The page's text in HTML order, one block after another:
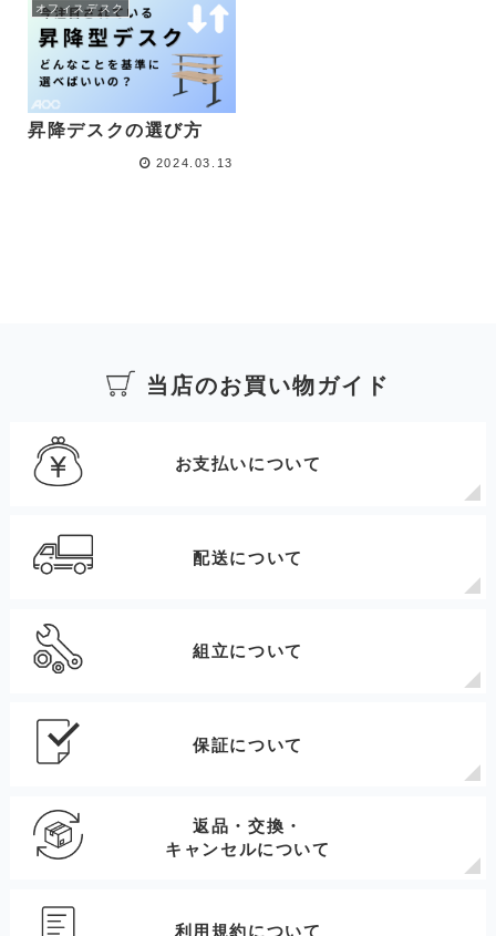
オフィスデスク
昇降デスクの選び方
2024.03.13
当店のお買い物ガイド
お支払いについて
配送について
組立について
保証について
返品・交換・
キャンセルについて
利用規約について